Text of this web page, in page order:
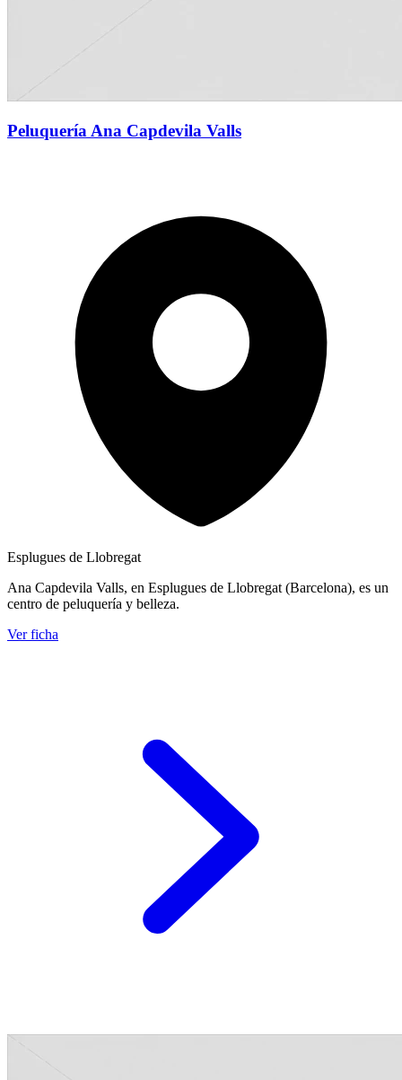
Peluquería Ana Capdevila Valls
Esplugues de Llobregat
Ana Capdevila Valls, en Esplugues de Llobregat (Barcelona), es un
centro de peluquería y belleza.
Ver ficha